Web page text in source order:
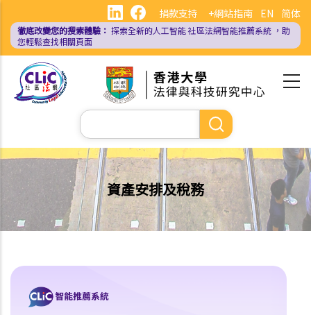
內
EN 简体
捐款支持 +網站指南
徹底改變您的搜索體驗： 探索全新的人工智能社區法網智能推薦系統 ，助
您輕鬆查找相關頁面
Search
資產安排及稅務